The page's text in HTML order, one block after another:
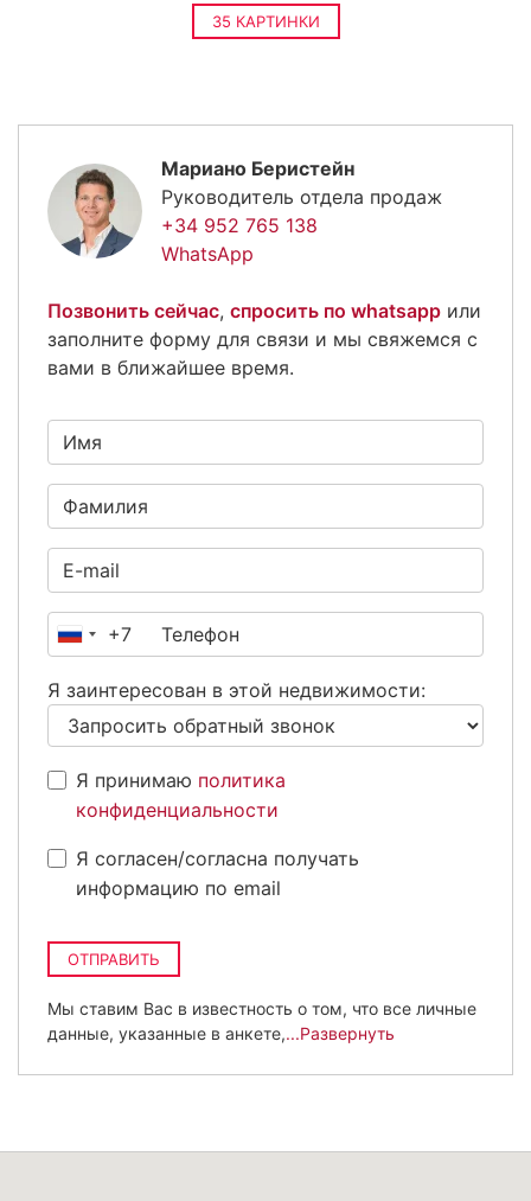
35 КАРТИНКИ
Мариано Беристейн
Руководитель отдела продаж
+34 952 765 138
WhatsApp
Позвонить сейчас, спросить по whatsapp или
заполните форму для связи и мы свяжемся с
вами в ближайшее время.
Россия
+7
Я заинтересован в этой недвижимости:
Я принимаю политика
конфиденциальности
Я согласен/согласна получать
информацию по email
ОТПРАВИТЬ
Мы ставим Вас в известность о том, что все личные
данные, указанные в анкете,...Развернуть